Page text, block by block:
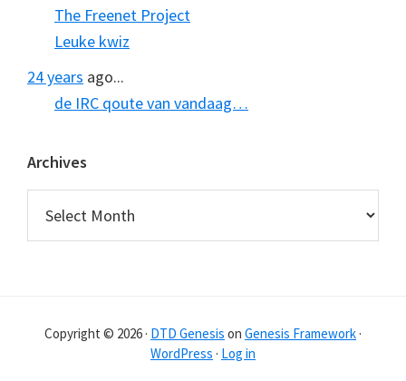
The Freenet Project
Leuke kwiz
24 years ago...
de IRC qoute van vandaag…
Archives
Copyright © 2026 · DTD Genesis on Genesis Framework ·
WordPress · Log in